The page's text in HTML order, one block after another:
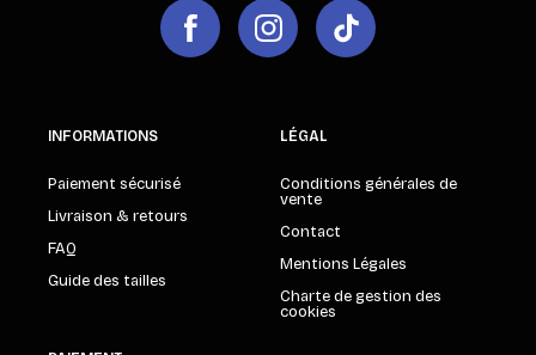
INFORMATIONS
Paiement sécurisé
Livraison & retours
FAQ
Guide des tailles
LÉGAL
Conditions générales de
vente
Contact
Mentions Légales
Charte de gestion des
cookies